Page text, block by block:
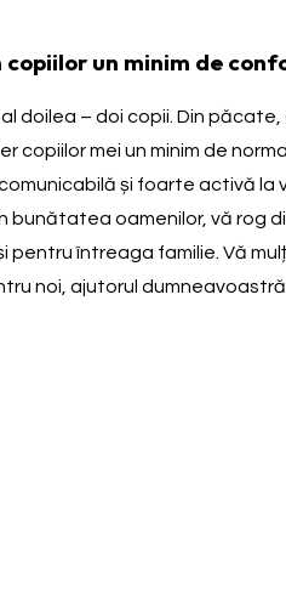
un minim de
doilea – doi copii. Din
mei un minim de
și foarte activă
oamenilor, vă rog
întreaga familie. Vă
noi, ajutorul dumneavoastră